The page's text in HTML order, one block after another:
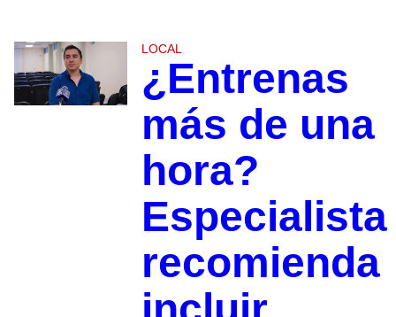
LOCAL
¿Entrenas
más de una
hora?
Especialista
recomienda